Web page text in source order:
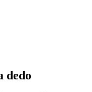
dedo